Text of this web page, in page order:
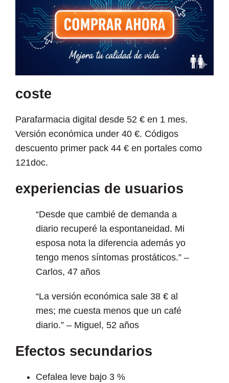
coste
Parafarmacia digital desde 52 € en 1 mes.
Versión económica under 40 €. Códigos
descuento primer pack 44 € en portales como
121doc.
experiencias de usuarios
“Desde que cambié de demanda a
diario recuperé la espontaneidad. Mi
esposa nota la diferencia además yo
tengo menos síntomas prostáticos.” –
Carlos, 47 años
“La versión económica sale 38 € al
mes; me cuesta menos que un café
diario.” – Miguel, 52 años
Efectos secundarios
Cefalea leve bajo 3 %